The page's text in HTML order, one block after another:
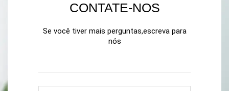
CONTATE-NOS
Se você tiver mais perguntas,escreva para
nós